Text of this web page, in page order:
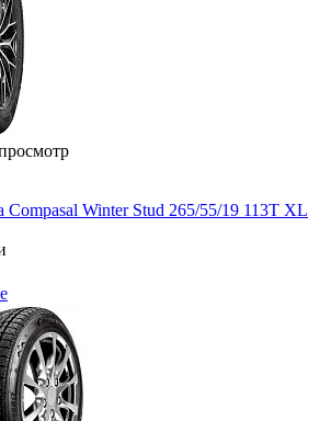
Winter Stud 265/55/19 113T XL